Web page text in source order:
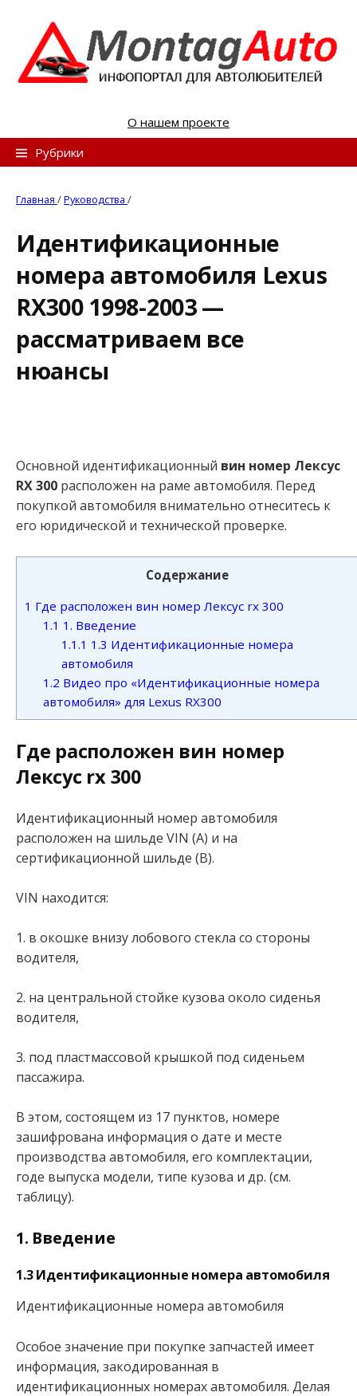
n
О нашем проекте
Рубрики
:
Главная /Руководства /
Идентификационные
номера автомобиля Lexus
RX300 1998-2003 —
рассматриваем все
нюансы
Основной идентификационный вин номер Лексус
RX 300 расположен на раме автомобиля. Перед
покупкой автомобиля внимательно отнеситесь к
его юридической и технической проверке.
Содержание
1 Где расположен вин номер Лексус rx 300
1.1 1. Введение
1.1.1 1.3 Идентификационные номера
автомобиля
1.2 Видео про «Идентификационные номера
автомобиля» для Lexus RX300
Где расположен вин номер
Лексус rx 300
Идентификационный номер автомобиля
расположен на шильде VIN (A) и на
сертификационной шильде (B).
VIN находится:
1. в окошке внизу лобового стекла со стороны
водителя,
2. на центральной стойке кузова около сиденья
водителя,
3. под пластмассовой крышкой под сиденьем
пассажира.
В этом, состоящем из 17 пунктов, номере
зашифрована информация о дате и месте
производства автомобиля, его комплектации,
годе выпуска модели, типе кузова и др. (см.
таблицу).
1. Введение
1.3 Идентификационные номера автомобиля
Идентификационные номера автомобиля
Особое значение при покупке запчастей имеет
информация, закодированная в
идентификационных номерах автомобиля. Делая